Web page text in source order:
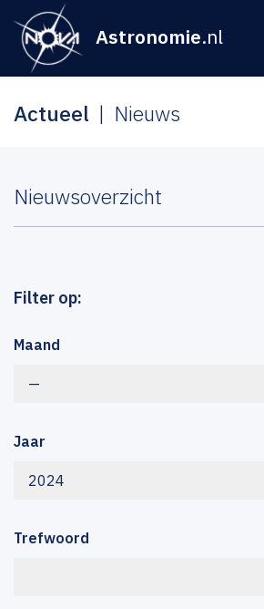
Astronomie.nl
Actueel Nieuws
Nieuwsoverzicht
Filter op:
Maand
—
Jaar
2024
Trefwoord